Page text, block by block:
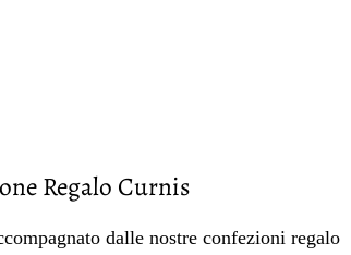
Regalo Curnis
dalle nostre confezioni regalo